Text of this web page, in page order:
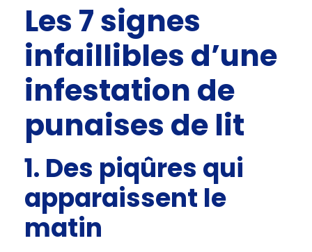
Les 7 signes
infaillibles d’une
infestation de
punaises de lit
1. Des piqûres qui
apparaissent le
matin